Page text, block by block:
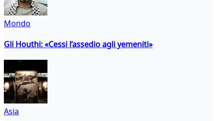
Mondo
Gli Houthi: «Cessi l’assedio agli yemeniti»
Asia